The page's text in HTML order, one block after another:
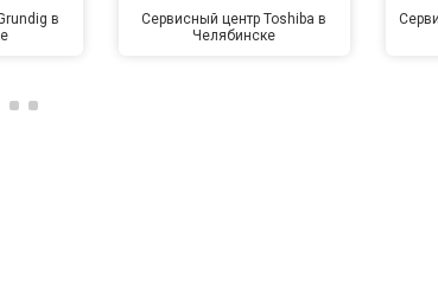
в
Сервисный центр Toshiba в
Челябинске